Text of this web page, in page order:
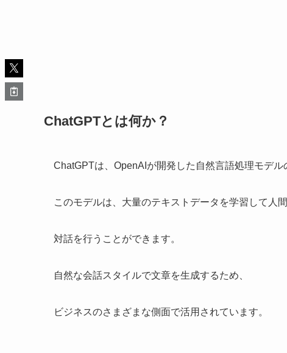
ChatGPTとは何か？
ChatGPTは、OpenAIが開発した自然言語処理モデル
このモデルは、大量のテキストデータを学習して人
対話を行うことができます。
自然な会話スタイルで文章を生成するため、
ビジネスのさまざまな側面で活用されています。